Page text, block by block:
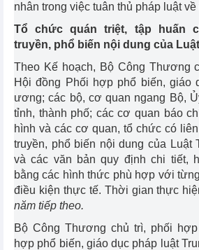
nhân trong việc tuân thủ pháp luật
Tổ chức quán triệt, tập huấn
truyền, phổ biến nội dung của Luật
Theo Kế hoạch, Bộ Công Thương
Hội đồng Phối hợp phổ biến, giáo
ương; các bộ, cơ quan ngang Bộ,
tỉnh, thành phố; các cơ quan báo
hình và các cơ quan, tổ chức có
truyền, phổ biến nội dung của
và các văn bản quy định chi tiết,
bằng các hình thức phù hợp với
điều kiện thực tế. Thời gian thực
năm tiếp theo.
Bộ Công Thương chủ trì, phối
hợp phổ biến, giáo dục pháp luật